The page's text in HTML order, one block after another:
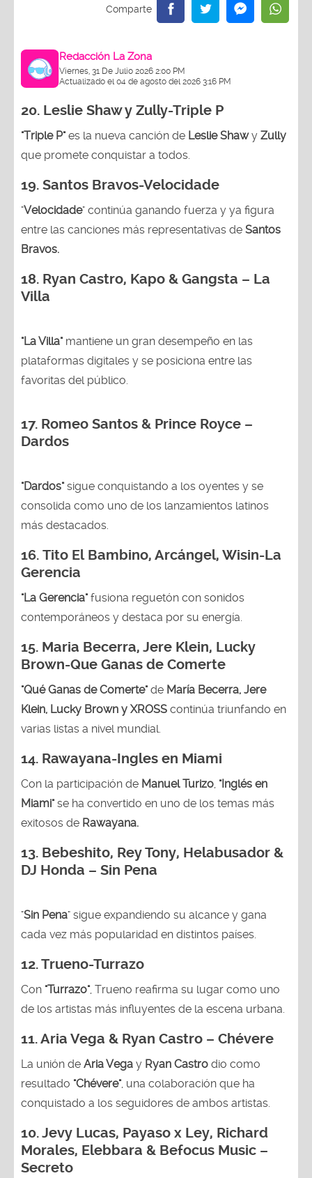
Redacción La Zona
Viernes, 31 De Julio 2026 2:00 PM
Actualizado el 04 de agosto del 2026 3:16 PM
20. Leslie Shaw y Zully-Triple P
"Triple P"es la nueva canción de Leslie Shawy Zully
que promete conquistar a todos.
19. Santos Bravos-Velocidade
"Velocidade" continúa ganando fuerza y ya figura
entre las canciones más representativas de Santos
Bravos.
18. Ryan Castro, Kapo & Gangsta – La
Villa
"La Villa"mantiene un gran desempeño en las
plataformas digitales y se posiciona entre las
favoritas del público.
17. Romeo Santos & Prince Royce –
Dardos
"Dardos"sigue conquistando a los oyentes y se
consolida como uno de los lanzamientos latinos
más destacados.
16. Tito El Bambino, Arcángel, Wisin-La
Gerencia
"La Gerencia"fusiona reguetón con sonidos
contemporáneos y destaca por su energía.
15. Maria Becerra, Jere Klein, Lucky
Brown-Que Ganas de Comerte
"Qué Ganas de Comerte"de María Becerra, Jere
Klein, Lucky Brown y XROSS continúa triunfando en
varias listas a nivel mundial.
14. Rawayana-Ingles en Miami
Con la participación de Manuel Turizo, "Inglés en
Miami"se ha convertido en uno de los temas más
exitosos de Rawayana.
13. Bebeshito, Rey Tony, Helabusador &
DJ Honda – Sin Pena
"Sin Pena" sigue expandiendo su alcance y gana
cada vez más popularidad en distintos países.
12.Trueno-Turrazo
Con "Turrazo", Trueno reafirma su lugar como uno
de los artistas más influyentes de la escena urbana.
11. Aria Vega & Ryan Castro – Chévere
La unión de Aria Vega y Ryan Castro dio como
resultado "Chévere", una colaboración que ha
conquistado a los seguidores de ambos artistas.
10. Jevy Lucas, Payaso x Ley, Richard
Morales, Elebbara & Befocus Music –
Secreto